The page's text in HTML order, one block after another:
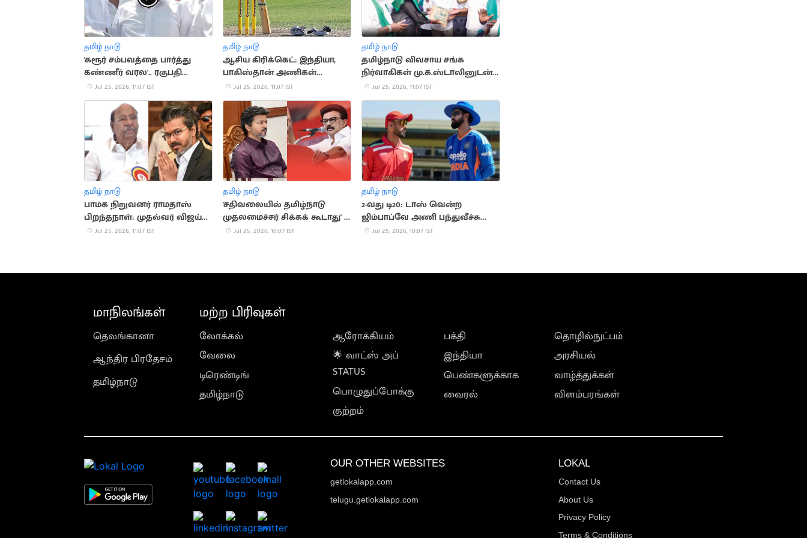
தமிழ் நாடு
'கரூர் சம்பவத்தை பார்த்து
கண்ணீர் வரல'.. ரகுபதி
விமர்சனம்
Jul 25, 2026, 11:07 IST
தமிழ் நாடு
ஆசிய கிரிக்கெட்: இந்தியா,
பாகிஸ்தான் அணிகள்
நேரடியாக காலிறுதிக்கு தகுதி
Jul 25, 2026, 11:07 IST
தமிழ் நாடு
தமிழ்நாடு விவசாய சங்க
நிர்வாகிகள் மு.க.ஸ்டாலினுடன்
சந்திப்பு
Jul 25, 2026, 11:07 IST
தமிழ் நாடு
பாமக நிறுவனர் ராமதாஸ்
பிறந்தநாள்: முதல்வர் விஜய்
வாழ்த்து
Jul 25, 2026, 11:07 IST
தமிழ் நாடு
'சதிவலையில் தமிழ்நாடு
முதலமைச்சர் சிக்கக் கூடாது' -
மு.க.ஸ்டாலின் எச்சரிக்கை
Jul 25, 2026, 10:07 IST
தமிழ் நாடு
2-வது டி20: டாஸ் வென்ற
ஜிம்பாப்வே அணி பந்துவீச்சு
தேர்வு
Jul 25, 2026, 10:07 IST
மாநிலங்கள்
தெலங்கானா
ஆந்திர பிரதேசம்
தமிழ்நாடு
மற்ற பிரிவுகள்
லோக்கல்
வேலை
டிரெண்டிங்
தமிழ்நாடு
ஆரோக்கியம்
🌟 வாட்ஸ் அப்
STATUS
பொழுதுப்போக்கு
குற்றம்
பக்தி
இந்தியா
பெண்களுக்காக
வைரல்
தொழில்நுட்பம்
அரசியல்
வாழ்த்துக்கள்
விளம்பரங்கள்
OUR OTHER WEBSITES
getlokalapp.com
telugu.getlokalapp.com
LOKAL
Contact Us
About Us
Privacy Policy
Terms & Conditions